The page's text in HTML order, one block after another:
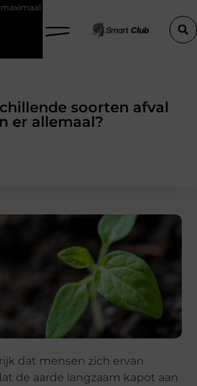
Fysio Bleiswijk: professionele
soorten afval
er allemaal?
dat mensen zich ervan
de aarde langzaam kapot aan